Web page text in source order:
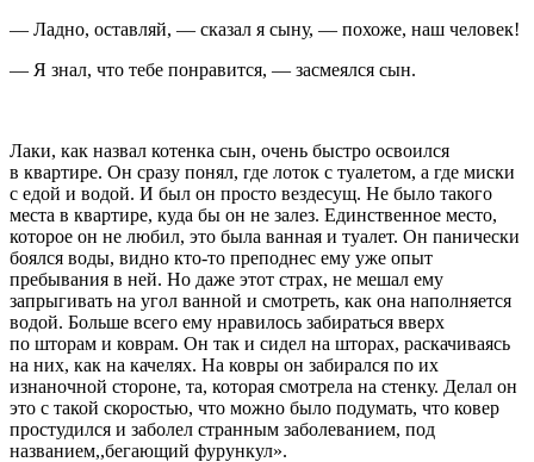
— Ладно, оставляй, — сказал я сыну, — похоже, наш человек!
— Я знал, что тебе понравится, — засмеялся сын.
Лаки, как назвал котенка сын, очень быстро освоился
в квартире. Он сразу понял, где лоток с туалетом, а где миски
с едой и водой. И был он просто вездесущ. Не было такого
места в квартире, куда бы он не залез. Единственное место,
которое он не любил, это была ванная и туалет. Он панически
боялся воды, видно кто-то преподнес ему уже опыт
пребывания в ней. Но даже этот страх, не мешал ему
запрыгивать на угол ванной и смотреть, как она наполняется
водой. Больше всего ему нравилось забираться вверх
по шторам и коврам. Он так и сидел на шторах, раскачиваясь
на них, как на качелях. На ковры он забирался по их
изнаночной стороне, та, которая смотрела на стенку. Делал он
это с такой скоростью, что можно было подумать, что ковер
простудился и заболел странным заболеванием, под
названием,,бегающий фурункул».